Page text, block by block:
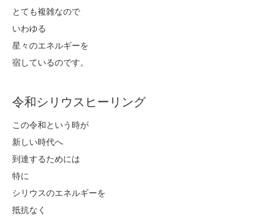
とても複雑なので
いわゆる
星々のエネルギーを
宿しているのです。
令和シリウスヒーリング
この令和という時が
新しい時代へ
到達するためには
特に
シリウスのエネルギーを
抵抗なく